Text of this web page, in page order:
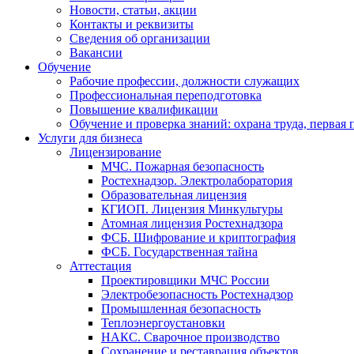
Новости, статьи, акции
Контакты и реквизиты
Сведения об организации
Вакансии
Обучение
Рабочие профессии, должности служащих
Профессиональная переподготовка
Повышение квалификации
Обучение и проверка знаний: охрана труда,
Услуги для бизнеса
Лицензирование
МЧС. Пожарная безопасность
Ростехнадзор. Электролаборатория
Образовательная лицензия
КГИОП. Лицензия Минкультуры
Атомная лицензия Ростехнадзора
ФСБ. Шифрование и криптография
ФСБ. Государственная тайна
Аттестация
Проектировщики МЧС России
Электробезопасность Ростехнадзор
Промышленная безопасность
Теплоэнергоустановки
НАКС. Сварочное производство
Сохранение и реставрация объектов